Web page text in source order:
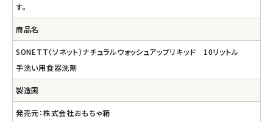
meeting_room
す。
商品名
SONETT（ソネット）ナチュラルウォッシュアップリキッド 10リットル
手洗い用食器洗剤
製造国
発売元：株式会社おもちゃ箱